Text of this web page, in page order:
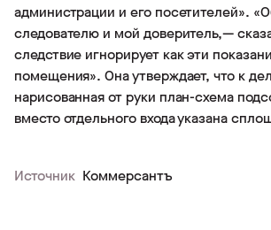
администрации и его посетителей».
следователю и мой доверитель,—
следствие игнорирует как эти
помещения». Она утверждает, что к
нарисованная от руки план-схема
вместо отдельного входа указана
Источник Коммерсантъ